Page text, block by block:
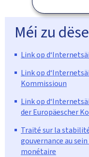
Méi zu
Link op
Link op
Kommissioun
Link op
der Europäescher
Traité sur la
gouvernance au
monétaire